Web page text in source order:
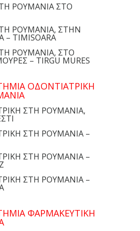
ΡΟΥΜΑΝΙΑ ΣΤΟ
ΡΟΥΜΑΝΙΑ, ΣΤΗΝ
– TIMISOARA
ΡΟΥΜΑΝΙΑ, ΣΤΟ
– TIRGU MURES
ΟΔΟΝΤΙΑΤΡΙΚΗ
ΣΤΗ ΡΟΥΜΑΝΙΑ,
ΣΤΗ ΡΟΥΜΑΝΙΑ –
ΣΤΗ ΡΟΥΜΑΝΙΑ –
ΣΤΗ ΡΟΥΜΑΝΙΑ –
ΦΑΡΜΑΚΕΥΤΙΚΗ